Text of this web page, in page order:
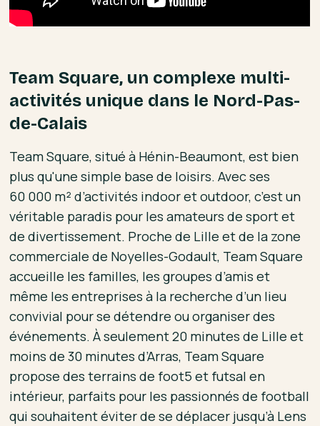
Team Square, un complexe multi-
activités unique dans le Nord-Pas-
de-Calais
Team Square, situé à Hénin-Beaumont, est bien
plus qu'une simple base de loisirs. Avec ses
60 000 m² d’activités indoor et outdoor, c’est un
véritable paradis pour les amateurs de sport et
de divertissement. Proche de Lille et de la zone
commerciale de Noyelles-Godault, Team Square
accueille les familles, les groupes d’amis et
même les entreprises à la recherche d’un lieu
convivial pour se détendre ou organiser des
événements. À seulement 20 minutes de Lille et
moins de 30 minutes d’Arras, Team Square
propose des terrains de foot5 et futsal en
intérieur, parfaits pour les passionnés de football
qui souhaitent éviter de se déplacer jusqu’à Lens